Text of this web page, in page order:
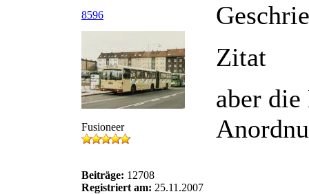
8596
Fusioneer
Beiträge: 12708
Registriert am: 25.11.2007
Zitat
aber